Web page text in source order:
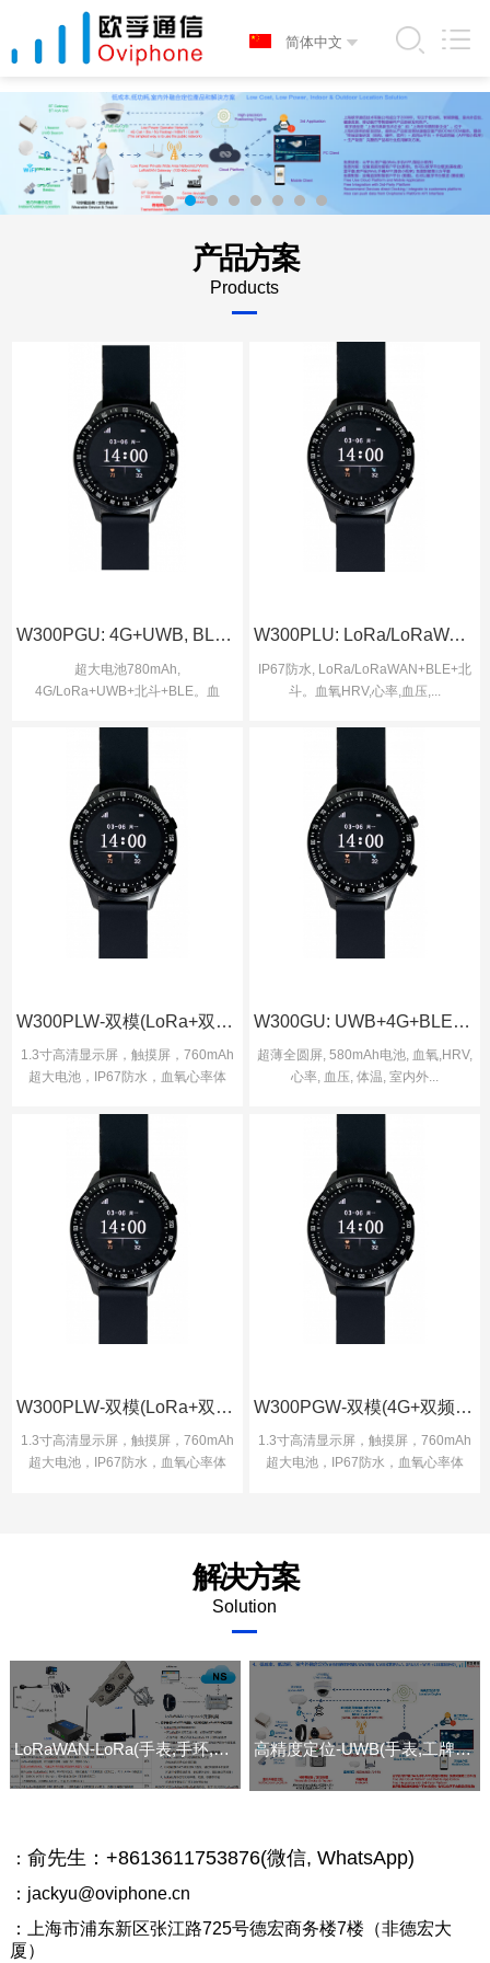
产品方案
Products
W300PGU: 4G+UWB, BLE+GOS北斗, 超大
超大电池780mAh,
4G/LoRa+UWB+北斗+BLE。血
W300PLU: LoRa/LoRaWAN+UWB, 超大电
IP67防水, LoRa/LoRaWAN+BLE+北
斗。血氧HRV,心率,血压,...
W300PLW-双模(LoRa+双频Wifi -2.4G+5
1.3寸高清显示屏，触摸屏，760mAh
超大电池，IP67防水，血氧心率体
W300GU: UWB+4G+BLE+北斗,大电池, 超薄全
超薄全圆屏, 580mAh电池, 血氧,HRV,
心率, 血压, 体温, 室内外...
W300PLW-双模(LoRa+双频Wifi -2.4G+5
1.3寸高清显示屏，触摸屏，760mAh
超大电池，IP67防水，血氧心率体
W300PGW-双模(4G+双频Wifi -2.4G+5.8
1.3寸高清显示屏，触摸屏，760mAh
超大电池，IP67防水，血氧心率体
解决方案
Solution
LoRaWAN-LoRa(手表,手环,工牌, 安全帽, 网关) 和解决方案 高精度定位-UWB(手表,工牌,信标,网关)和解决方案
： 俞先生：+8613611753876(微信, WhatsApp)
：jackyu@oviphone.cn
：上海市浦东新区张江路725号德宏商务楼7楼（非德宏大
厦）